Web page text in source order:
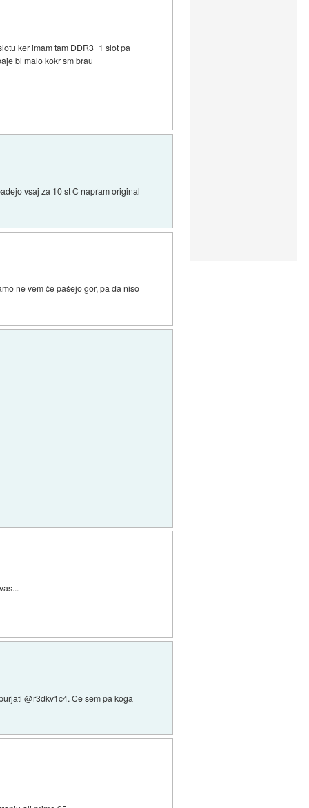
ker imam tam DDR3_1 slot pa
bl malo kokr sm brau
vsaj za 10 st C napram original
ne vem če pašejo gor, pa da niso
@r3dkv1c4. Ce sem pa koga